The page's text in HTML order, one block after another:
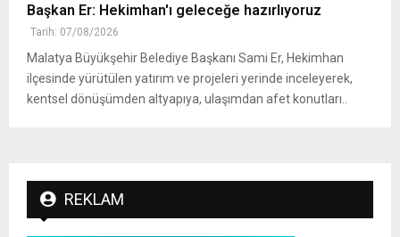
Başkan Er: Hekimhan'ı geleceğe hazırlıyoruz
Tarih: 07/08/2026
Malatya Büyükşehir Belediye Başkanı Sami Er, Hekimhan
ilçesinde yürütülen yatırım ve projeleri yerinde inceleyerek,
kentsel dönüşümden altyapıya, ulaşımdan afet konutları..
REKLAM